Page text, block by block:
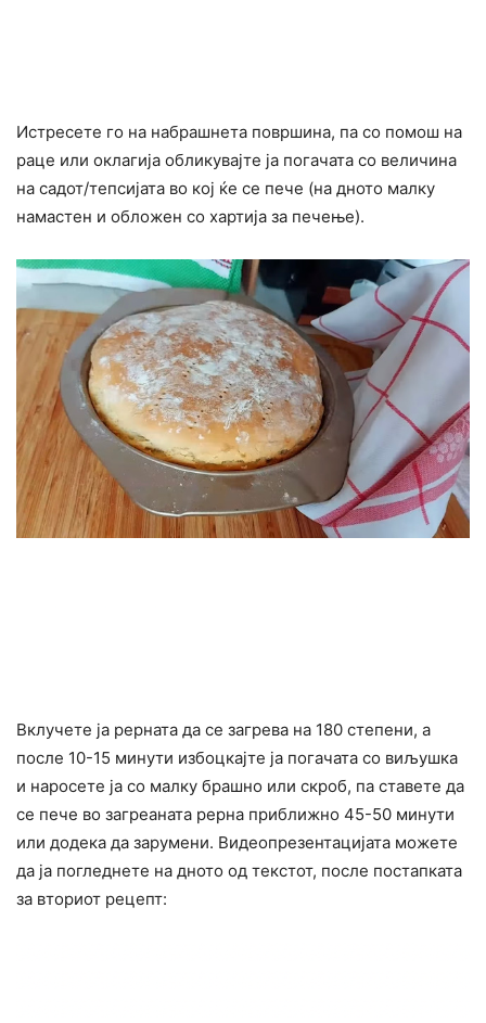
Истресете го на набрашнета површина, па со помош на
раце или оклагија обликувајте ја погачата со величина
на садот/тепсијата во кој ќе се пече (на дното малку
намастен и обложен со хартија за печење).
Вклучете ја рерната да се загрева на 180 степени, а
после 10-15 минути избоцкајте ја погачата со виљушка
и наросете ја со малку брашно или скроб, па ставете да
се пече во загреаната рерна приближно 45-50 минути
или додека да зарумени. Видеопрезентацијата можете
да ја погледнете на дното од текстот, после постапката
за вториот рецепт: